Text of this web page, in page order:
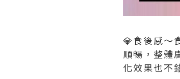
💎食後感～
順暢，整體
化效果也不